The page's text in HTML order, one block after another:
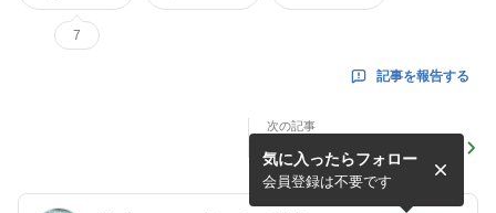
7
記事を報告する
次の記事
気に入ったらフォロー
会員登録は不要です